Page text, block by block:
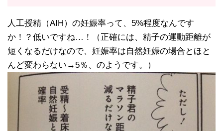
人工授精（AIH）の妊娠率って、5%程度なんです
か！？低いですね…！（正確には、精子の運動距離が
短くなるだけなので、妊娠率は自然妊娠の場合とほと
んど変わらない→5％、のようです。）